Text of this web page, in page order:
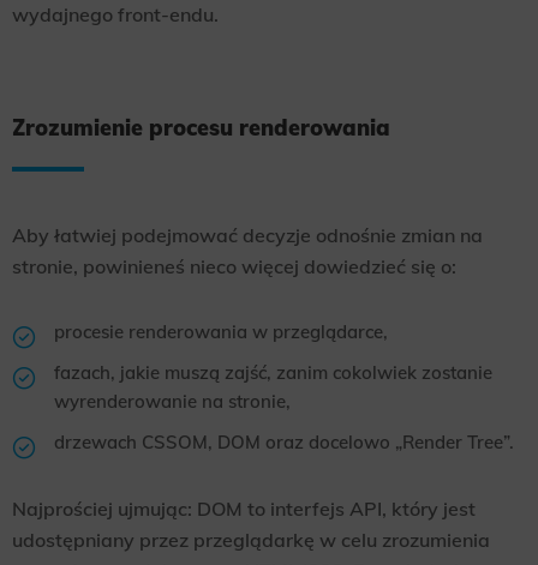
wydajnego front-endu.
Zrozumienie procesu renderowania
Aby łatwiej podejmować decyzje odnośnie zmian na
stronie, powinieneś nieco więcej dowiedzieć się o:
procesie renderowania w przeglądarce,
fazach, jakie muszą zajść, zanim cokolwiek zostanie
wyrenderowanie na stronie,
drzewach CSSOM, DOM oraz docelowo „Render Tree”.
Najprościej ujmując: DOM to interfejs API, który jest
udostępniany przez przeglądarkę w celu zrozumienia